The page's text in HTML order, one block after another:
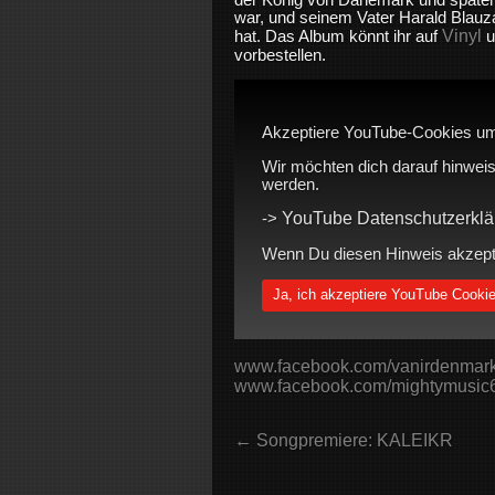
war, und seinem Vater Harald
hat. Das Album könnt ihr aufVinyl
vorbestellen.
Akzeptiere YouTube-Cookies
Wir möchten dich darauf
werden.
-> YouTube
Wenn Du diesen Hinweis
Ja, ich akzeptiere YouTube
www.facebook.com/
www.facebook.com/
← Songpremiere: KALEIKR